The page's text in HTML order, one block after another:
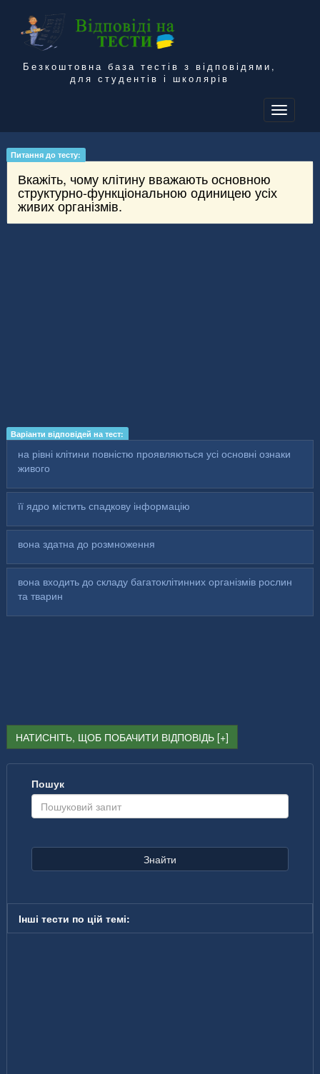
Безкоштовна база тестів з відповідями,
для студентів і школярів
Питання до тесту:
Вкажіть, чому клітину вважають основною
структурно-функціональною одиницею усіх
живих організмів.
Варіанти відповідей на тест:
на рівні клітини повністю проявляються усі основні ознаки
живого
її ядро містить спадкову інформацію
вона здатна до розмноження
вона входить до складу багатоклітинних організмів рослин
та тварин
НАТИСНІТЬ, ЩОБ ПОБАЧИТИ ВІДПОВІДЬ
Пошук
Знайти
Інші тести по цій темі: